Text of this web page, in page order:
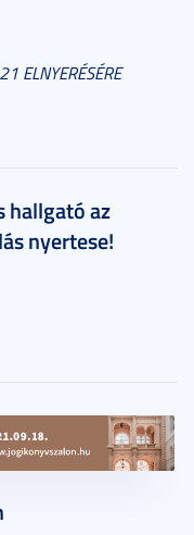
ELNYERÉSÉRE
hallgató az
nyertese!